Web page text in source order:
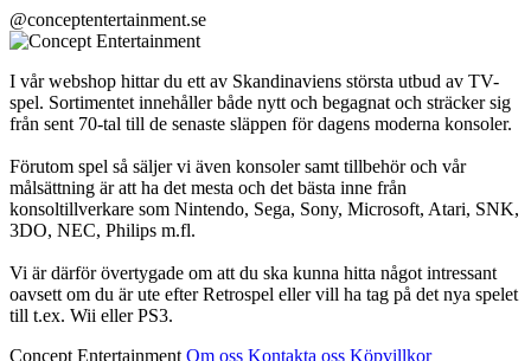
@conceptentertainment.se
I vår webshop hittar du ett av Skandinaviens största utbud av TV-
spel. Sortimentet innehåller både nytt och begagnat och sträcker sig
från sent 70-tal till de senaste släppen för dagens moderna konsoler.
Förutom spel så säljer vi även konsoler samt tillbehör och vår
målsättning är att ha det mesta och det bästa inne från
konsoltillverkare som Nintendo, Sega, Sony, Microsoft, Atari, SNK,
3DO, NEC, Philips m.fl.
Vi är därför övertygade om att du ska kunna hitta något intressant
oavsett om du är ute efter Retrospel eller vill ha tag på det nya spelet
till t.ex. Wii eller PS3.
Concept Entertainment Om oss Kontakta oss Köpvillkor